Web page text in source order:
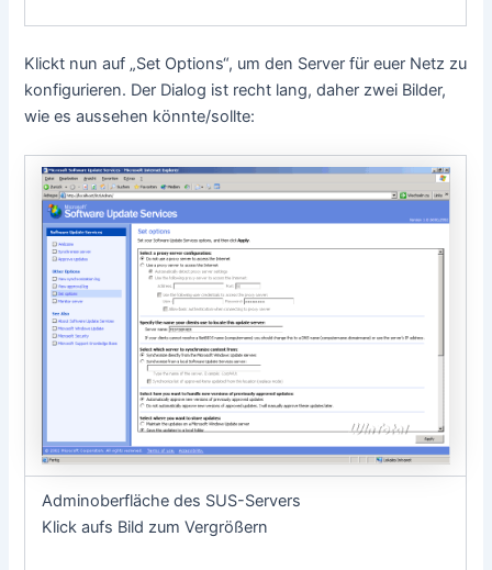
Klickt nun auf „Set Options“, um den Server für euer Netz zu
konfigurieren. Der Dialog ist recht lang, daher zwei Bilder,
wie es aussehen könnte/sollte:
Adminoberfläche des SUS-Servers
Klick aufs Bild zum Vergrößern